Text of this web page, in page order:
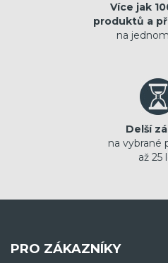
Více jak
produktů a
na
Delší
na vybrané
až 25
PRO ZÁKAZNÍKY